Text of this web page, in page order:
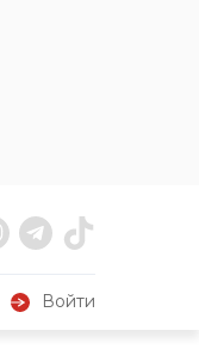
Войти